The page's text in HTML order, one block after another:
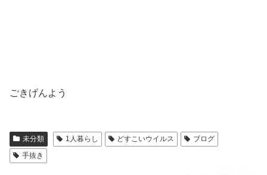
ごきげんよう
未分類 1人暮らし どすこいウイルス
ブログ
手抜き